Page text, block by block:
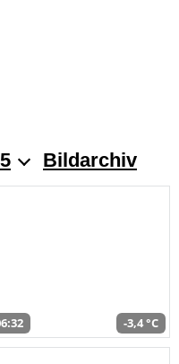
Bildarchiv
-3,4 °C